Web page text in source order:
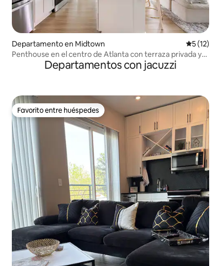
Departamento en Midtown
5 (12)
Penthouse en el centro de Atlanta con terraza privada y
Departamentos con jacuzzi
Favorito entre huéspedes
Favorito entre huéspedes